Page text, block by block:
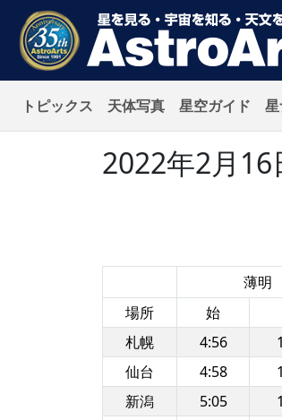
トピックス 天体写真 星空ガイド
2022年2月
薄明
場所
始
札幌
4:56
仙台
4:58
新潟
5:05